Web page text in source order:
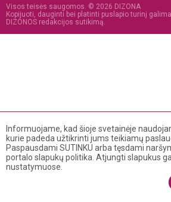
Visos teisės saugomos. © 2026 DIZONA
Kopijuoti, dauginti bei platinti puslapio turinį
DIZONOS redakcijos sutikimą.
Informuojame, kad šioje svetainėje
kurie padeda užtikrinti jums teikiamų
Paspausdami SUTINKU arba tęsdami
portalo slapukų politika. Atjungti slapukus
nustatymuose.